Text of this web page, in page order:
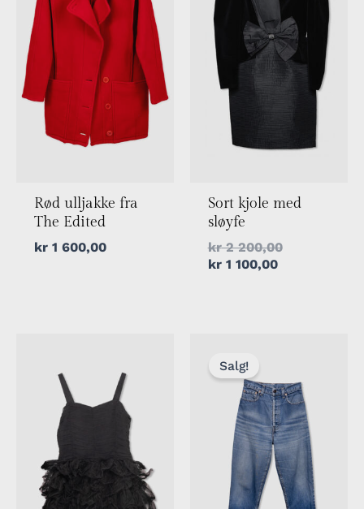
Rød ulljakke fra
The Edited
kr1 600,00
Sort kjole med
sløyfe
kr2 200,00
kr1 100,00
Salg!
kr 2
500,00.
kr 1
250,00.